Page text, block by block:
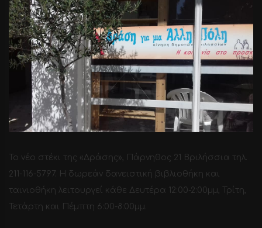
Το νέο στέκι της «Δράσης», Πάρνηθος 21 Βριλήσσια τηλ.
211-116-5797. H δωρεάν δανειστική βιβλιοθήκη και
ταινιοθήκη λειτουργεί κάθε Δευτέρα 12:00-2:00μμ, Τρίτη,
Τετάρτη και Πέμπτη 6:00-8:00μμ.